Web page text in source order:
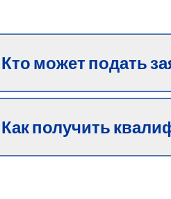
Кто может подать
Как получить